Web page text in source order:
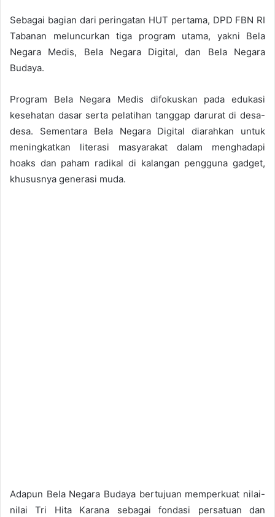
Sebagai bagian dari peringatan HUT pertama, DPD FBN RI
Tabanan meluncurkan tiga program utama, yakni Bela
Negara Medis, Bela Negara Digital, dan Bela Negara
Budaya.
Program Bela Negara Medis difokuskan pada edukasi
kesehatan dasar serta pelatihan tanggap darurat di desa-
desa. Sementara Bela Negara Digital diarahkan untuk
meningkatkan literasi masyarakat dalam menghadapi
hoaks dan paham radikal di kalangan pengguna gadget,
khususnya generasi muda.
Adapun Bela Negara Budaya bertujuan memperkuat nilai-
nilai Tri Hita Karana sebagai fondasi persatuan dan